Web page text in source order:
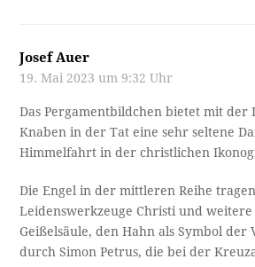
Josef Auer
19. Mai 2023 um 9:32 Uhr
Das Pergamentbildchen bietet mit der
Knaben in der Tat eine sehr seltene
Himmelfahrt in der christlichen
Die Engel in der mittleren Reihe
Leidenswerkzeuge Christi und
Geißelsäule, den Hahn als Symbol der
durch Simon Petrus, die bei der